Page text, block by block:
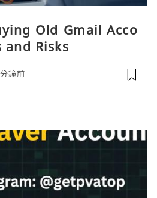
Old Gmail Acco
Risks
鐘前